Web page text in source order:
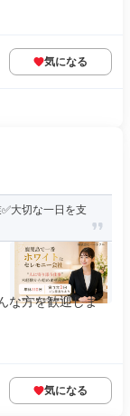
気になる
大切な一日を支
な方を歓迎しま
気になる